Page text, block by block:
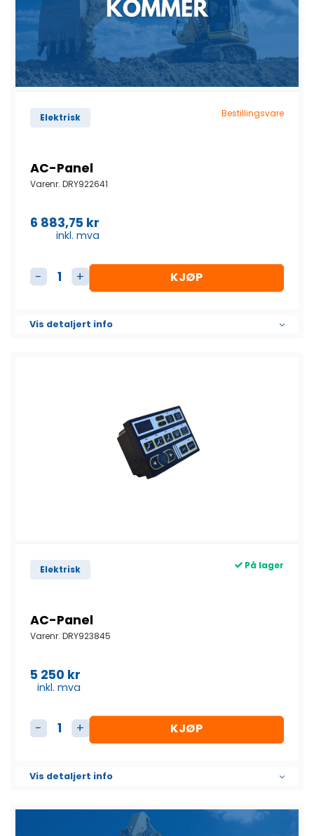
Elektrisk Bestillingsvare
AC-Panel
Varenr. DRY922641
6 883,75 kr
inkl. mva
AC-Panel antall KJØP
Vis detaljert info
Elektrisk På lager
AC-Panel
Varenr. DRY923845
5 250 kr
inkl. mva
AC-Panel antall KJØP
Vis detaljert info